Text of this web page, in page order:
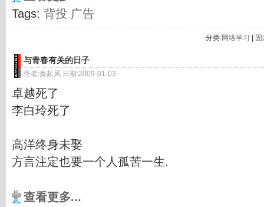
Tags: 背投 广告
分类:网络学习
与青春有关的日子
作者:秦起风 日期:2009-01-03
卓越死了
李白玲死了
高洋终身未娶
方言注定也要一个人孤苦一生.
查看更多...